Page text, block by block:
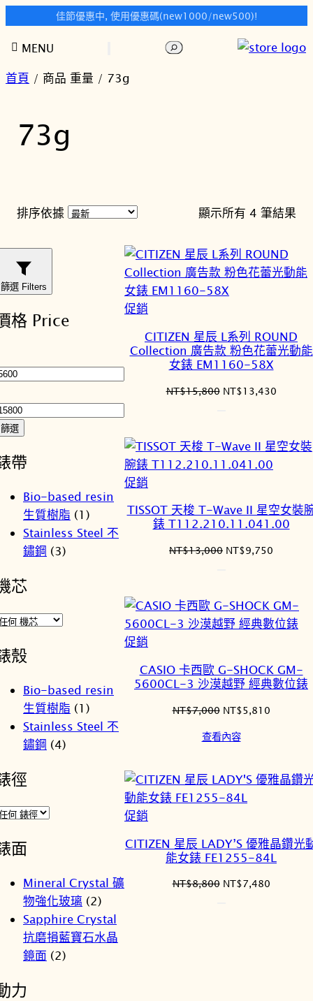
佳節優惠中, 使用優惠碼(new1000/new500)!
至
主
要
搜
MENU
首頁 / 商品 重量 / 73g
73g
排序依據 顯示所有 4 筆結果
項
篩選 Filters
格 Price
篩選
帶
Bio-based resin
生質樹脂 (1)
Stainless Steel 不
鏽鋼 (3)
芯
殼
Bio-based resin
生質樹脂 (1)
Stainless Steel 不
鏽鋼 (4)
徑
面
Mineral Crystal 礦
物強化玻璃 (2)
Sapphire Crystal
抗磨損藍寶石水晶
鏡面 (2)
力
促銷
商
CITIZEN 星辰 L系列 ROUND
Collection 廣告款 粉色花蕾光動能
女錶 EM1160-58X
NT$15,800 原
NT$15,800。
NT$13,430目
促銷
商
TISSOT 天梭 T-Wave II 星空女裝
錶 T112.210.11.041.00
NT$13,000 原
NT$13,000。
NT$9,750
促銷
商
CASIO 卡西歐 G-SHOCK GM-
5600CL-3 沙漠越野 經典數位錶
NT$7,000 原
價
NT$7,000。
NT$5,810目
查看內容
促銷
商
CITIZEN 星辰 LADY’S 優雅晶鑽光
能女錶 FE1255-84L
NT$8,800 原
NT$7,480目